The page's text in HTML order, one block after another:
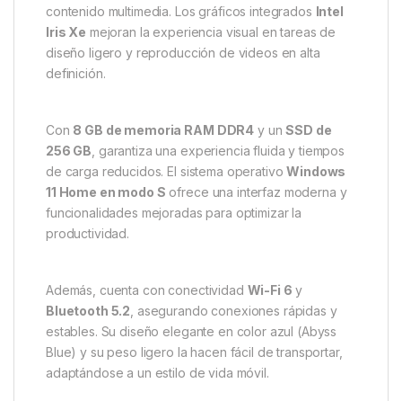
contenido multimedia. Los gráficos integrados Intel
Iris Xe mejoran la experiencia visual en tareas de
diseño ligero y reproducción de videos en alta
definición.
Con 8 GB de memoria RAM DDR4 y unSSD de
256 GB , garantiza una experiencia fluida y tiempos
de carga reducidos. El sistema operativoWindows
11 Home en modo S ofrece una interfaz moderna y
funcionalidades mejoradas para optimizar la
productividad.
Además, cuenta con conectividad Wi-Fi 6 y
Bluetooth 5.2 , asegurando conexiones rápidas y
estables. Su diseño elegante en color azul (Abyss
Blue) y su peso ligero la hacen fácil de transportar,
adaptándose a un estilo de vida móvil.